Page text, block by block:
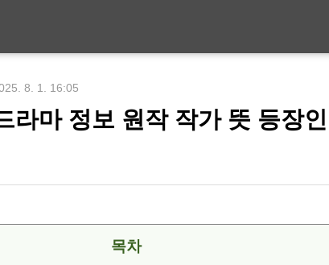
8. 1. 16:05
라마 정보 원작 작가 뜻 등장
목차